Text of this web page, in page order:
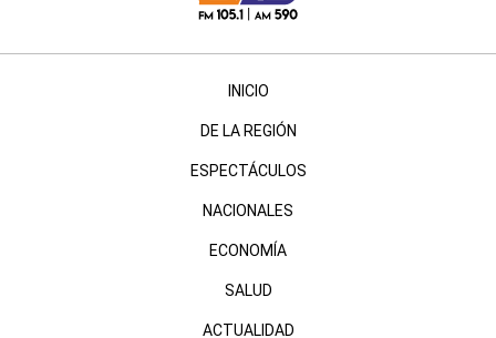
INICIO
DE LA REGIÓN
ESPECTÁCULOS
NACIONALES
ECONOMÍA
SALUD
ACTUALIDAD